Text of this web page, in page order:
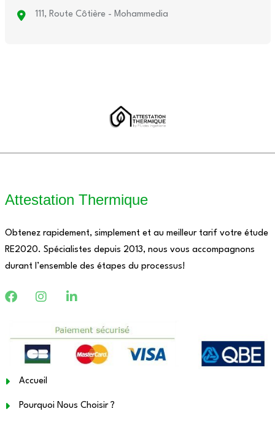
111, Route Côtière - Mohammedia
Attestation Thermique
Obtenez rapidement, simplement et au meilleur tarif votre étude
RE2020. Spécialistes depuis 2013, nous vous accompagnons
durant l’ensemble des étapes du processus!
Accueil
Pourquoi Nous Choisir ?